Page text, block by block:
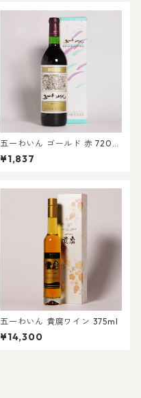
五一わいん ゴールド 赤 720m
l¥1,837
五一わいん 貴腐ワイン 375ml
¥14,300